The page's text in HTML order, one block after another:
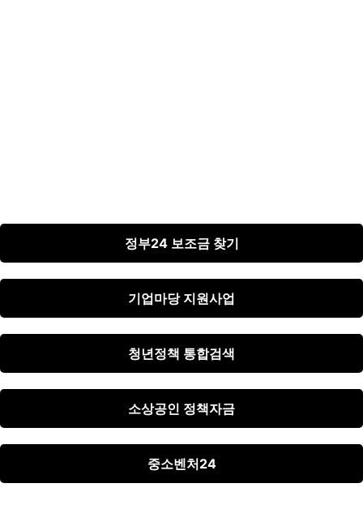
정부24 보조금 찾기
기업마당 지원사업
청년정책 통합검색
소상공인 정책자금
중소벤처24